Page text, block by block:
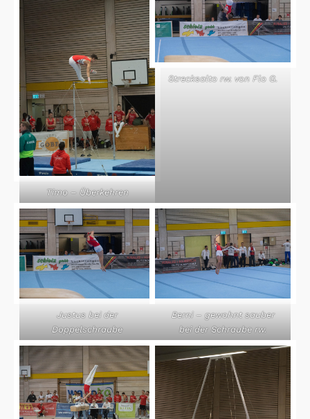
Timo – Überkehren
Strecksalto rw. von Flo G.
Justus bei der
Doppelschraube
Berni – gewohnt sauber
bei der Schraube rw.